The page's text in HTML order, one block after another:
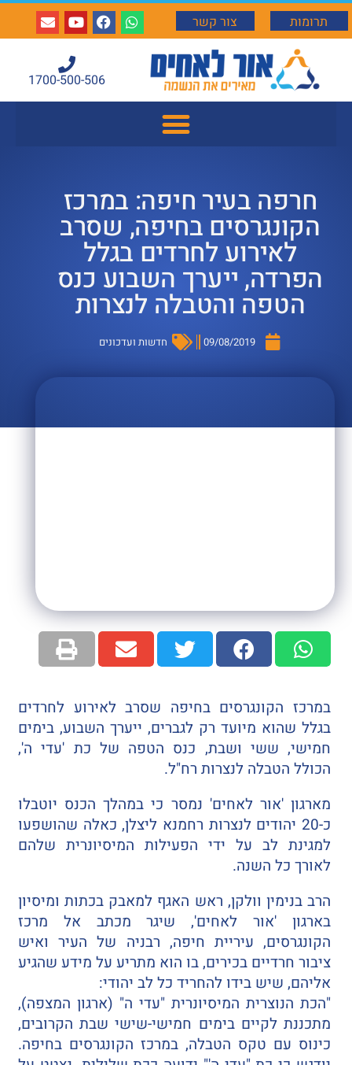
תרומות צור קשר
1700-500-506
חרפה בעיר חיפה: במרכז
הקונגרסים בחיפה, שסרב
לאירוע לחרדים בגלל
הפרדה, ייערך השבוע כנס
הטפה והטבלה לנצרות
09/08/2019 חדשות ועדכונים
במרכז הקונגרסים בחיפה שסרב לאירוע לחרדים
בגלל שהוא מיועד רק לגברים, ייערך השבוע, בימים
חמישי, ששי ושבת, כנס הטפה של כת 'עדי ה',
הכולל הטבלה לנצרות רח"ל.
מארגון 'אור לאחים' נמסר כי במהלך הכנס יוטבלו
כ-20 יהודים לנצרות רחמנא ליצלן, כאלה שהושפעו
למגינת לב על ידי הפעילות המיסיונרית שלהם
לאורך כל השנה.
הרב בנימין וולקן, ראש האגף למאבק בכתות ומיסיון
בארגון 'אור לאחים', שיגר מכתב אל מרכז
הקונגרסים, עיריית חיפה, רבניה של העיר ואיש
ציבור חרדיים בכירים, בו הוא מתריע על מידע שהגיע
אליהם, שיש בידו להחריד כל לב יהודי:
"הכת הנוצרית המיסיונרית "עדי ה" (ארגון המצפה),
מתכננת לקיים בימים חמישי-שישי שבת הקרובים,
כינוס עם טקס הטבלה, במרכז הקונגרסים בחיפה.